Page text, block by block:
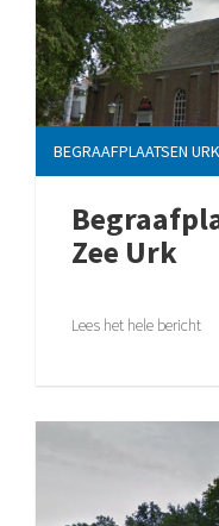
BEGRAAFPLAATSEN URK
Zee Urk
Lees het hele bericht